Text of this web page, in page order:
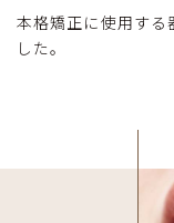
本格矯正に使用する
した。